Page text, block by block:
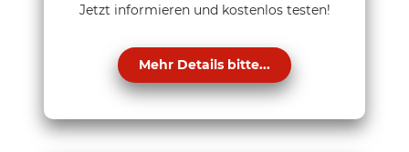
Jetzt informieren und kostenlos testen!
Mehr Details bitte...